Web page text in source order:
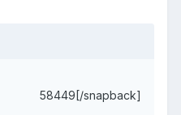
58449[/snapback]